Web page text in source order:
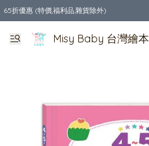
65折優惠 (特價,福利品,雜貨除外)
全店購物滿$550，免運費
Misy Baby 台灣繪本